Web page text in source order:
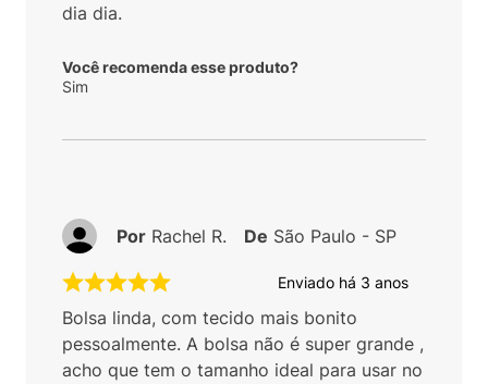
dia dia.
Você recomenda esse produto?
Sim
Enviado há 3 anos
Bolsa linda, com tecido mais bonito
pessoalmente. A bolsa não é super grande ,
acho que tem o tamanho ideal para usar no
Por Rachel R. De São Paulo - SP